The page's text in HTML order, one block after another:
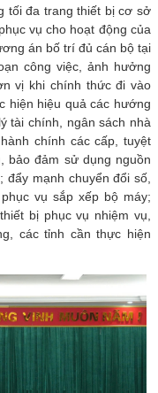
tối đa trang thiết bị cơ sở
vụ cho hoạt động của
án bố trí đủ cán bộ tại
công việc, ảnh hưởng
vị khi chính thức đi vào
hiện hiệu quả các hướng
tài chính, ngân sách nhà
chính các cấp, tuyệt
bảo đảm sử dụng nguồn
mạnh chuyển đổi số,
vụ sắp xếp bộ máy;
bị phục vụ nhiệm vụ,
các tỉnh cần thực hiện